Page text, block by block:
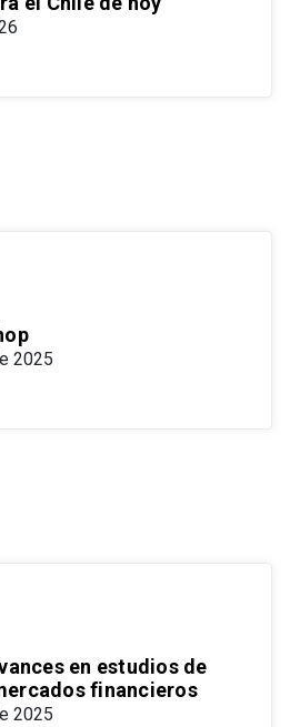
2025
en estudios de
financieros
2025